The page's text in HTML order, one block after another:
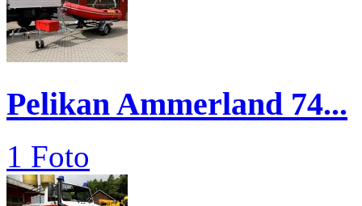
Pelikan Ammerland 74...
1 Foto